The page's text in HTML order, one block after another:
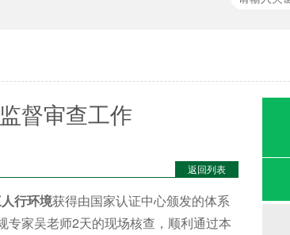
督审查工作
返回列表
行环境获得由国家认证中心颁发的体系
家吴老师2天的现场核查，顺利通过本